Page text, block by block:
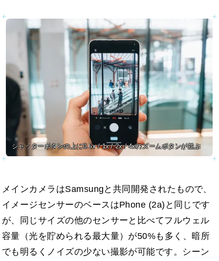
シャッターボタンの上に0.6x / 1x / 2x / 4xのズームボタンが並ぶ
メインカメラはSamsungと共同開発されたもので、
イメージセンサーのベースはPhone (2a)と同じです
が、同じサイズの他のセンサーと比べてフルウェル
容量（光を貯められる最大量）が50%も多く、暗所
でも明るくノイズの少ない撮影が可能です。シーン